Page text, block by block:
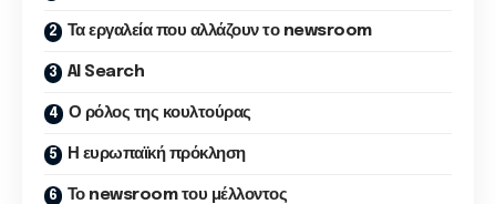
Τα εργαλεία που αλλάζουν το newsroom
AI Search
Ο ρόλος της κουλτούρας
Η ευρωπαϊκή πρόκληση
Το newsroom του μέλλοντος